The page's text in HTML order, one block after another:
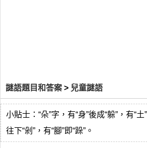
謎語題目和答案 > 兒童謎語
小貼士：“朵”字，有“身”後成“躲”，有“土
往下“剁”，有“腳”即“跺”。